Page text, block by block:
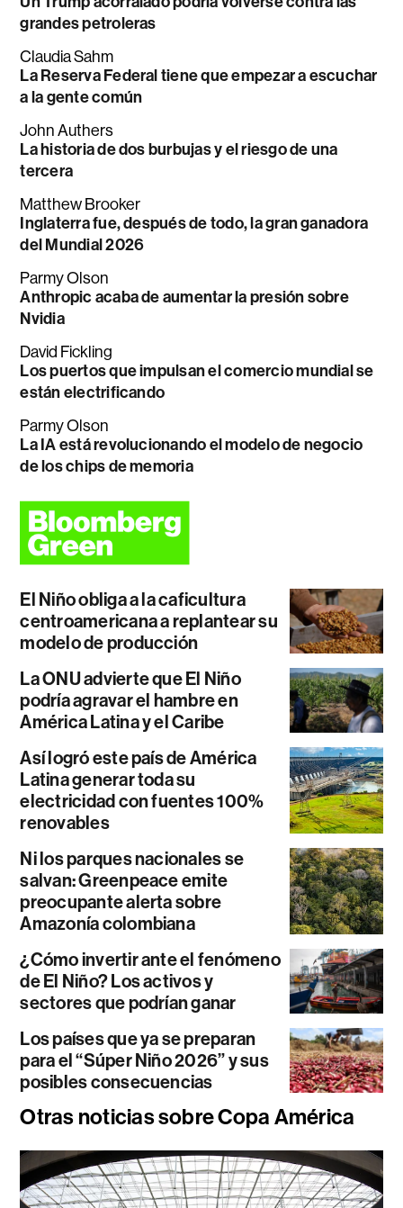
grandes petroleras
Claudia Sahm
La Reserva Federal tiene que empezar a escuchar
a la gente común
John Authers
La historia de dos burbujas y el riesgo de una
tercera
Matthew Brooker
Inglaterra fue, después de todo, la gran ganadora
del Mundial 2026
Parmy Olson
Anthropic acaba de aumentar la presión sobre
Nvidia
David Fickling
Los puertos que impulsan el comercio mundial se
están electrificando
Parmy Olson
La IA está revolucionando el modelo de negocio
de los chips de memoria
El Niño obliga a la caficultura
centroamericana a replantear su
modelo de producción
La ONU advierte que El Niño
podría agravar el hambre en
América Latina y el Caribe
Así logró este país de América
Latina generar toda su
electricidad con fuentes 100%
renovables
Ni los parques nacionales se
salvan: Greenpeace emite
preocupante alerta sobre
Amazonía colombiana
¿Cómo invertir ante el fenómeno
de El Niño? Los activos y
sectores que podrían ganar
Los países que ya se preparan
para el “Súper Niño 2026” y sus
posibles consecuencias
Otras noticias sobre Copa América